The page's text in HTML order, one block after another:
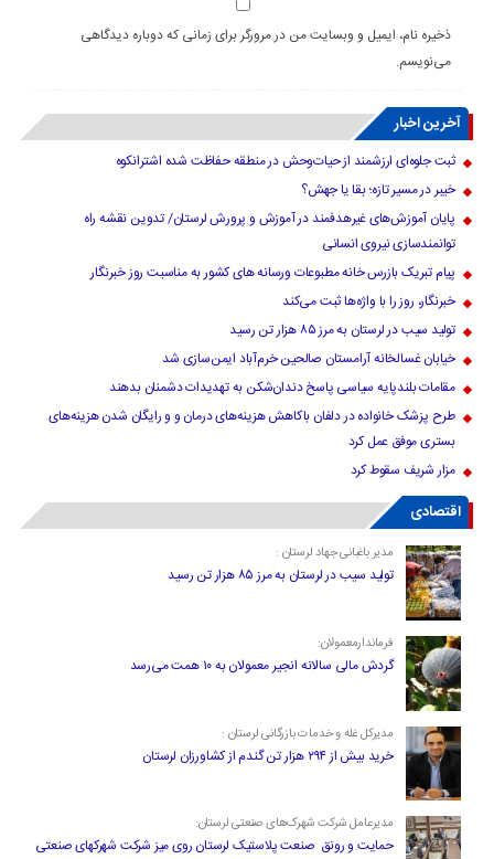
ذخیره نام، ایمیل و وبسایت من در مرورگر برای زمانی که دوباره دیدگاهی
می‌نویسم.
آخرین اخبار
ثبت جلوه‌ای ارزشمند از حیات‌وحش در منطقه حفاظت شده اشترانکوه
خیبر در مسیر تازه؛ بقا یا جهش؟
پایان آموزش‌های غیرهدفمند در آموزش و پرورش لرستان/ تدوین نقشه راه
توانمندسازی نیروی انسانی
پیام تبریک بازرس خانه مطبوعات ورسانه های کشور به مناسبت روز خبرنگار
خبرنگار، روز را با واژه‌ها ثبت می‌کند
تولید سیب در لرستان به مرز ۸۵ هزار تن رسید
خیابان غسالخانه آرامستان صالحین خرم‌آباد ایمن‌سازی شد
مقامات بلندپایه سیاسی پاسخ دندان‌شکن به تهدیدات دشمنان بدهند
طرح پزشک خانواده در دلفان باکاهش هزینه‌های درمان و و رایگان شدن هزینه‌های
بستری موفق عمل کرد
مزار شریف سقوط کرد
اقتصادی
مدیر باغبانی جهاد لرستان :
تولید سیب در لرستان به مرز ۸۵ هزار تن رسید
فرماندارمعمولان:
گردش مالی سالانه انجیر معمولان به ۱۰ همت می‌رسد
مدیرکل غله و خدمات بازرگانی لرستان :
خرید بیش از ۲۹۴ هزار تن گندم از کشاورزان لرستان
مدیرعامل شرکت شهرک‌های صنعتی لرستان:
حمایت و رونق صنعت پلاستیک لرستان روی میز شرکت شهرکهای صنعتی